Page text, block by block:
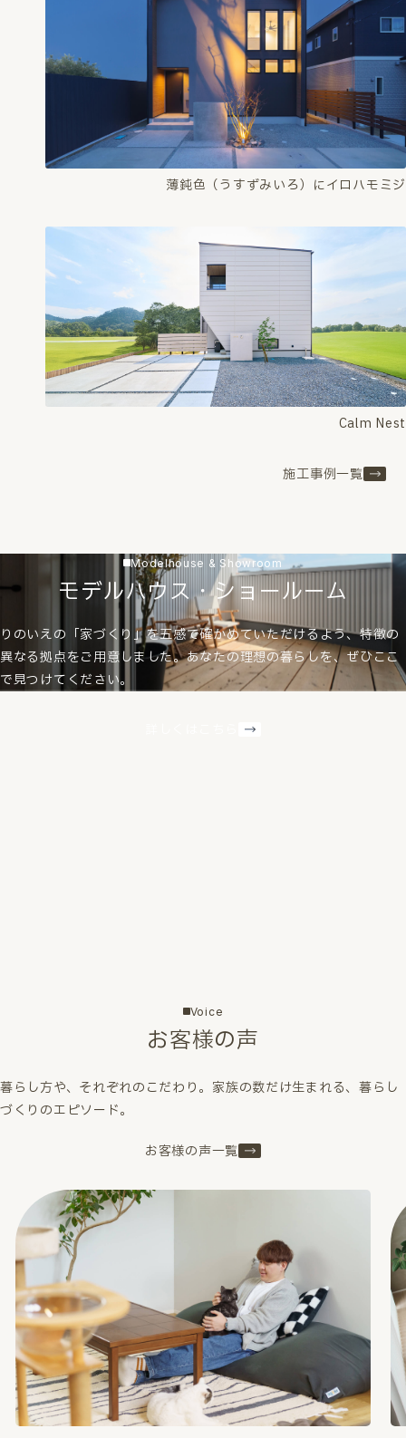
薄鈍色（うすずみいろ）にイロハモミジ
Calm Nest
施工事例一覧
Modelhouse & Showroom
モデルハウス・ショールーム
りのいえの「家づくり」を五感で確かめていただけるよう、特徴の
異なる拠点をご用意しました。あなたの理想の暮らしを、ぜひここ
で見つけてください。
Voice
お客様の声
暮らし方や、それぞれのこだわり。家族の数だけ生まれる、暮らし
づくりのエピソード。
お客様の声一覧